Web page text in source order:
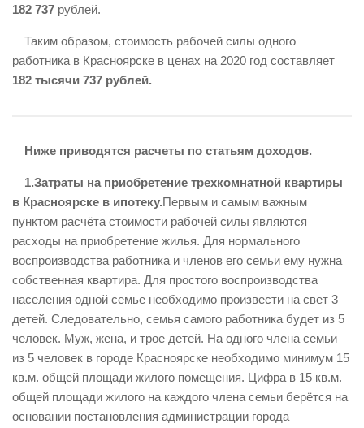
182 737 рублей.
Таким образом, стоимость рабочей силы одного
работника в Красноярске в ценах на 2020 год составляет
182 тысячи 737 рублей.
Ниже приводятся расчеты по статьям доходов.
1.Затраты на приобретение трехкомнатной квартиры
в Красноярске в ипотеку.Первым и самым важным
пунктом расчёта стоимости рабочей силы являются
расходы на приобретение жилья. Для нормального
воспроизводства работника и членов его семьи ему нужна
собственная квартира. Для простого воспроизводства
населения одной семье необходимо произвести на свет 3
детей. Следовательно, семья самого работника будет из 5
человек. Муж, жена, и трое детей. На одного члена семьи
из 5 человек в городе Красноярске необходимо минимум 15
кв.м. общей площади жилого помещения. Цифра в 15 кв.м.
общей площади жилого на каждого члена семьи берётся на
основании постановления администрации города